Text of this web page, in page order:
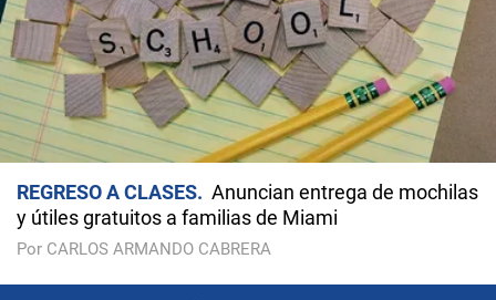
REGRESO A CLASES
Anuncian entrega de mochilas
y útiles gratuitos a familias de Miami
Por CARLOS ARMANDO CABRERA